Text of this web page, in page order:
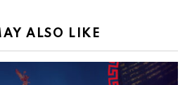
ALSO LIKE